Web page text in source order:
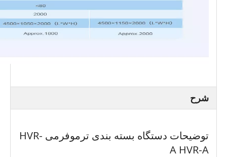
شرح
توضیحات دستگاه بسته بندی ترموفرمی HVR-
A HVR-A